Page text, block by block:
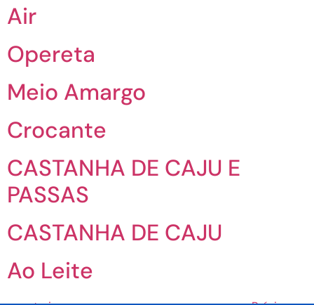
Air
Opereta
Meio Amargo
Crocante
CASTANHA DE CAJU E
PASSAS
CASTANHA DE CAJU
Ao Leite